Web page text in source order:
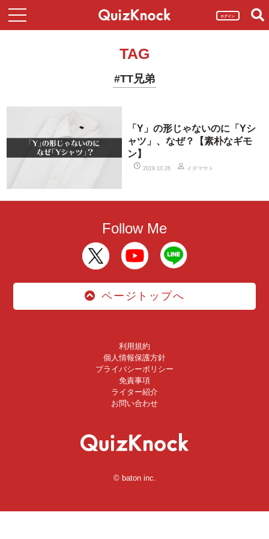
ログイン
TAG
#TT兄弟
「Y」の形じゃないのに「Yシ
ャツ」、なぜ？【素朴なギモ
ン】
2019.10.26 イデマサト
Follow Me
ページトップへ
利用規約
個人情報保護方針
プライバシーポリシー
免責事項
ライター紹介
お問い合わせ
© baton inc.